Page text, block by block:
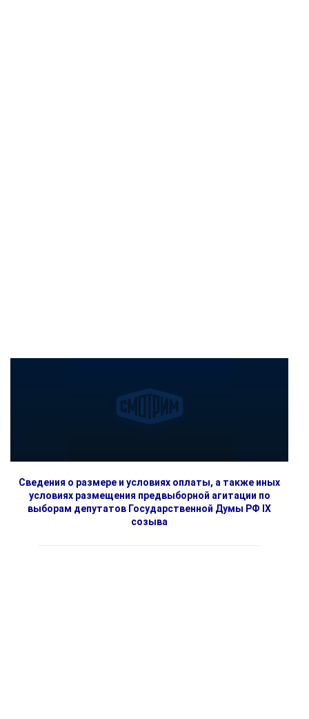
Сведения о размере и условиях оплаты, а также иных
условиях размещения предвыборной агитации по
выборам депутатов Государственной Думы РФ IX
созыва